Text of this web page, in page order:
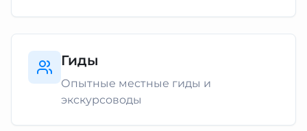
Гиды
Опытные местные гиды и
экскурсоводы